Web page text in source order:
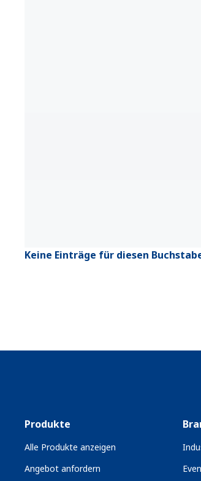
Keine Einträge für diesen
Produkte
Alle Produkte anzeigen
Angebot anfordern